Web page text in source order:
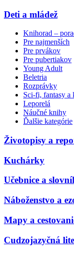
Deti a mládež
Knihorad –
Pre najmenších
Pre prvákov
Pre pubertiakov
Young Adult
Beletria
Rozprávky
Sci-fi, fantasy a
Leporelá
Náučné knihy
Ďalšie kategórie
Životopisy a
Kuchárky
Učebnice a
Náboženstvo a
Mapy a
Cudzojazyčná